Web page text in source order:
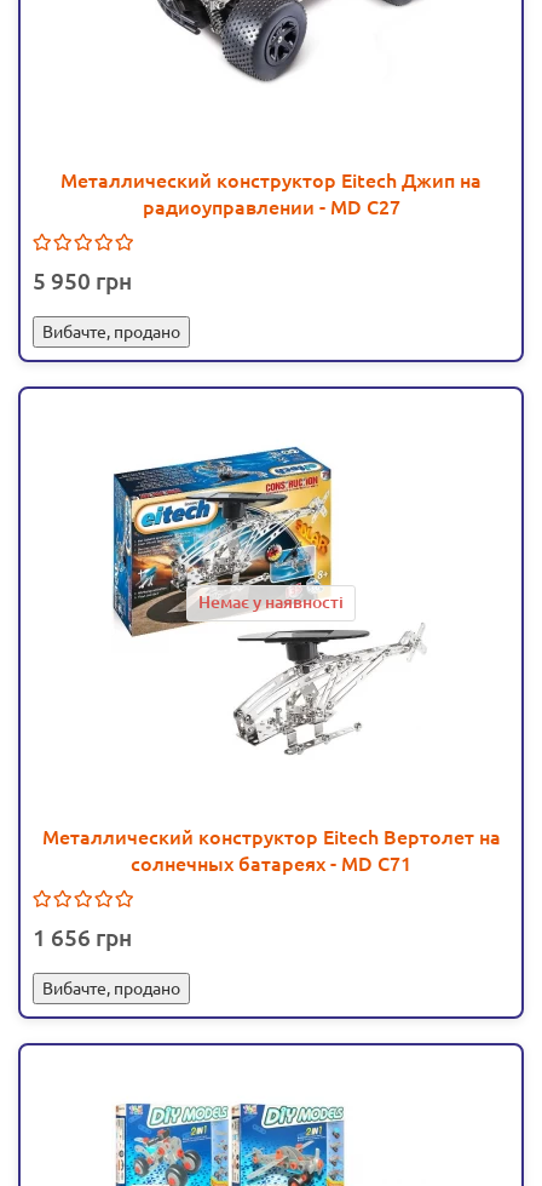
Металлический конструктор Eitech Джип на
радиоуправлении - MD C27
5 950
Вибачте, продано
Немає у наявності
Металлический конструктор Eitech Вертолет на
солнечных батареях - MD C71
1 656
Вибачте, продано